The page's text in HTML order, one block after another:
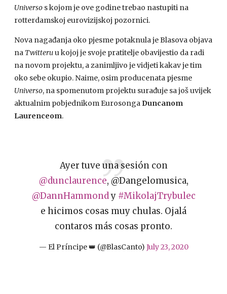
Universo s kojom je ove godine trebao nastupiti na
rotterdamskoj eurovizijskoj pozornici.
Nova nagađanja oko pjesme potaknula je Blasova objava
na Twitteruu kojoj je svoje pratitelje obavijestio da radi
na novom projektu, a zanimljivo je vidjeti kakav je tim
oko sebe okupio. Naime, osim producenata pjesme
Universo, na spomenutom projektu surađuje sa još uvijek
aktualnim pobjednikom Eurosonga Duncanom
Laurenceom.
Ayer tuve una sesión con
@dunclaurence, @Dangelomusica,
@DannHammondy #MikolajTrybulec
e hicimos cosas muy chulas. Ojalá
contaros más cosas pronto.
— El Príncipe 👑 (@BlasCanto) July 23, 2020